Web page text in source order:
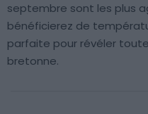
septembre sont les plus
bénéficierez de
parfaite pour révéler
bretonne.